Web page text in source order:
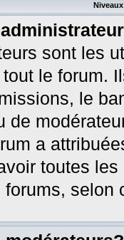
sont les
le forum.
le
de
a
toutes
forums,